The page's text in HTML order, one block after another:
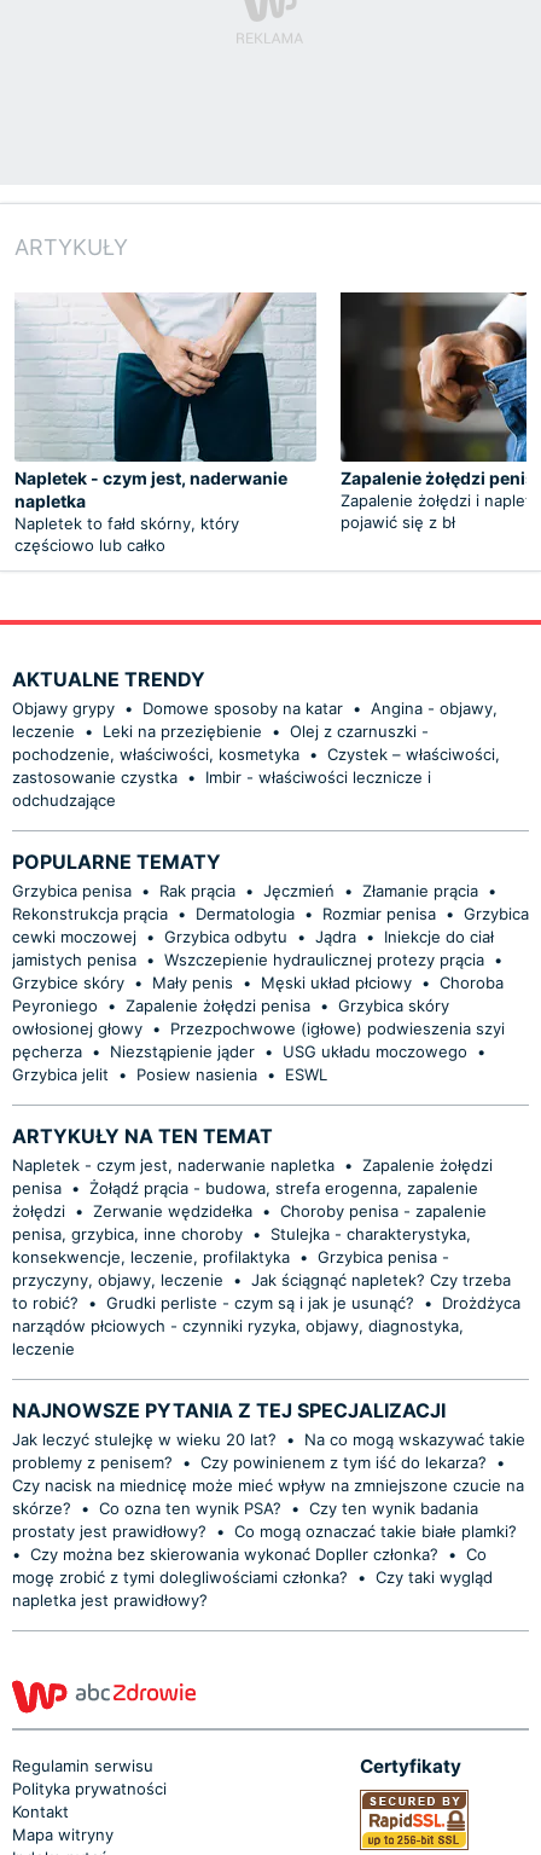
ARTYKUŁY
Napletek - czym jest, naderwanie
napletka
Napletek to fałd skórny, który
częściowo lub całko
Zapalenie żołędzi
Zapalenie żołędzi i
pojawić się z bł
AKTUALNE TRENDY
Objawy grypy • Domowe sposoby na katar • Angina - objawy,
leczenie
• Leki na przeziębienie • Olej z czarnuszki -
pochodzenie, właściwości, kosmetyka • Czystek – właściwości,
zastosowanie czystka •
Imbir - właściwości lecznicze i
odchudzające
POPULARNE TEMATY
Grzybica penisa • Rak prącia • Jęczmień • Złamanie prącia •
Rekonstrukcja prącia • Dermatologia • Rozmiar penisa • Grzybica
cewki moczowej • Grzybica odbytu • Jądra •
Iniekcje do ciał
jamistych penisa • Wszczepienie hydraulicznej protezy prącia •
Grzybice skóry • Mały penis • Męski układ płciowy • Choroba
Peyroniego
• Zapalenie żołędzi penisa • Grzybica skóry
owłosionej głowy •
Przezpochwowe (igłowe) podwieszenia szyi
pęcherza • Niezstąpienie jąder • USG układu moczowego
•
Grzybica jelit
• Posiew nasienia • ESWL
ARTYKUŁY NA TEN TEMAT
Napletek - czym jest, naderwanie napletka • Zapalenie żołędzi
penisa • Żołądź prącia - budowa, strefa erogenna, zapalenie
żołędzi • Zerwanie wędzidełka • Choroby penisa - zapalenie
penisa, grzybica, inne choroby •
Stulejka - charakterystyka,
konsekwencje, leczenie, profilaktyka • Grzybica penisa -
przyczyny, objawy, leczenie
• Jak ściągnąć napletek? Czy trzeba
to robić?
• Grudki perliste - czym są i jak je usunąć? •
Drożdżyca
narządów płciowych - czynniki ryzyka, objawy, diagnostyka,
leczenie
NAJNOWSZE PYTANIA Z TEJ SPECJALIZACJI
Jak leczyć stulejkę w wieku 20 lat? •
Na co mogą wskazywać takie
problemy z penisem?
• Czy powinienem z tym iść do lekarza?
•
Czy nacisk na miednicę może mieć wpływ na zmniejszone czucie na
skórze?
• Co ozna ten wynik PSA? • Czy ten wynik badania
prostaty jest prawidłowy?
• Co mogą oznaczać takie białe plamki?
• Czy można bez skierowania wykonać Dopller członka? • Co
mogę zrobić z tymi dolegliwościami członka?
• Czy taki wygląd
napletka jest prawidłowy?
Regulamin serwisu
Polityka prywatności
Kontakt
Mapa witryny
Certyfikaty